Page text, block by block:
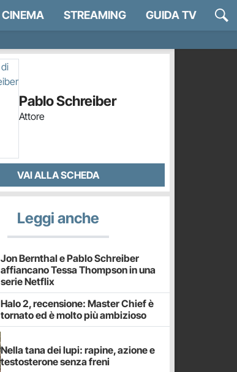
CINEMA STREAMING GUIDA TV
Pablo Schreiber
Attore
VAI ALLA SCHEDA
Leggi anche
Jon Bernthal e Pablo Schreiber
affiancano Tessa Thompson in una
serie Netflix
Halo 2, recensione: Master Chief è
tornato ed è molto più ambizioso
Nella tana dei lupi: rapine, azione e
testosterone senza freni